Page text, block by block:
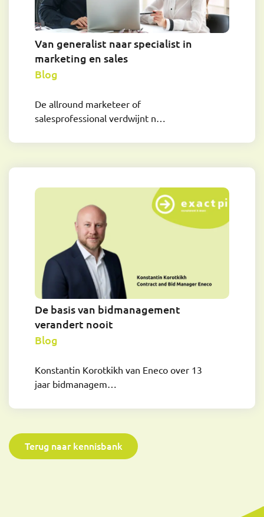
Jurgen Doest
jurgen@exactpi.nl
Van generalist naar specialist in
marketing en sales
Blog
De allround marketeer of
salesprofessional verdwijnt n…
De basis van bidmanagement
verandert nooit
Blog
Konstantin Korotkikh van Eneco over 13
jaar bidmanagem…
Terug naar kennisbank